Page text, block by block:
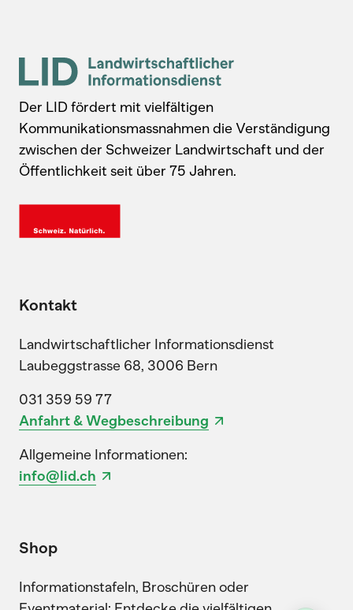
Der LID fördert mit vielfältigen
Kommunikationsmassnahmen die Verständigung
zwischen der Schweizer Landwirtschaft und der
Öffentlichkeit seit über 75 Jahren.
Kontakt
Landwirtschaftlicher Informationsdienst
Laubeggstrasse 68, 3006 Bern
031 359 59 77
Anfahrt & Wegbeschreibung
Allgemeine Informationen:
info@lid.ch
Shop
Informationstafeln, Broschüren oder